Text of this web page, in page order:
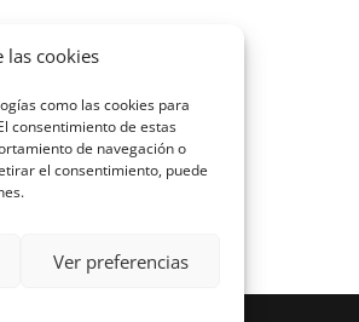
las cookies
como las cookies para
consentimiento de estas
de navegación o
el consentimiento, puede
Ver preferencias